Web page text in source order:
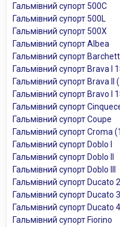
Гальмівний супорт 500C
Гальмівний супорт 500L
Гальмівний супорт 500X
Гальмівний супорт Albea
Гальмівний супорт
Гальмівний супорт Brava I
Гальмівний супорт Brava II
Гальмівний супорт Bravo I
Гальмівний супорт
Гальмівний супорт Coupe
Гальмівний супорт Croma
Гальмівний супорт Doblo I
Гальмівний супорт Doblo II
Гальмівний супорт Doblo III
Гальмівний супорт Ducato 2
Гальмівний супорт Ducato 3
Гальмівний супорт Ducato 4
Гальмівний супорт Fiorino